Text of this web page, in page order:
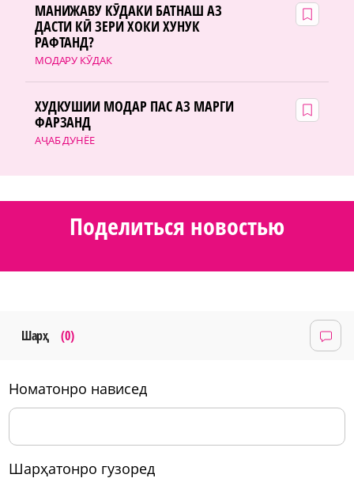
МОДАРУ КӮДАК
МАНИЖАВУ КӮДАКИ БАТНАШ АЗ
ДАСТИ КӢ ЗЕРИ ХОКИ ХУНУК
РАФТАНД?
АҶАБ ДУНЁЕ
ХУДКУШИИ МОДАР ПАС АЗ МАРГИ
ФАРЗАНД
Поделиться новостью
Шарҳ (0)
номатонро нависед
шарҳатонро гузоред